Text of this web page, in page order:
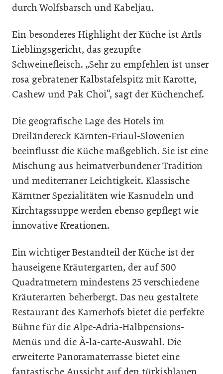
durch Wolfsbarsch und Kabeljau.
Ein besonderes Highlight der Küche ist Artls
Lieblingsgericht, das gezupfte
Schweinefleisch. „Sehr zu empfehlen ist unser
rosa gebratener Kalbstafelspitz mit Karotte,
Cashew und Pak Choi“, sagt der Küchenchef.
Die geografische Lage des Hotels im
Dreiländereck Kärnten-Friaul-Slowenien
beeinflusst die Küche maßgeblich. Sie ist eine
Mischung aus heimatverbundener Tradition
und mediterraner Leichtigkeit. Klassische
Kärntner Spezialitäten wie Kasnudeln und
Kirchtagssuppe werden ebenso gepflegt wie
innovative Kreationen.
Ein wichtiger Bestandteil der Küche ist der
hauseigene Kräutergarten, der auf 500
Quadratmetern mindestens 25 verschiedene
Kräuterarten beherbergt. Das neu gestaltete
Restaurant des Karnerhofs bietet die perfekte
Bühne für die Alpe-Adria-Halbpensions-
Menüs und die À-la-carte-Auswahl. Die
erweiterte Panoramaterrasse bietet eine